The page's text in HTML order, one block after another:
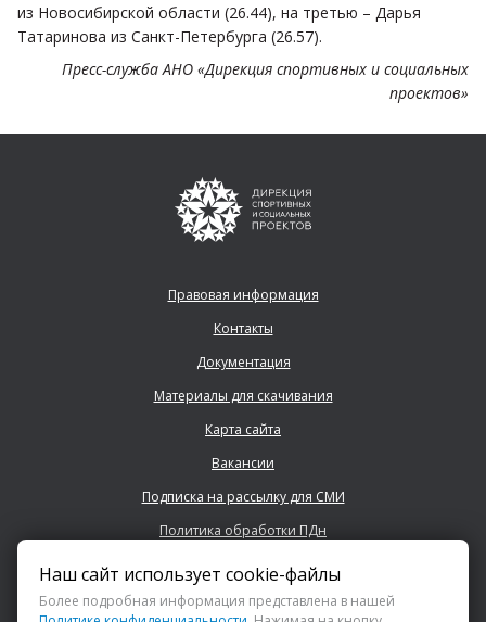
из Новосибирской области (26.44), на третью – Дарья
Татаринова из Санкт-Петербурга (26.57).
Пресс-служба АНО «Дирекция спортивных и социальных
проектов»
Правовая информация
Контакты
Документация
Материалы для скачивания
Карта сайта
Вакансии
Подписка на рассылку для СМИ
Политика обработки ПДн
+7 (843) 222 0700
Наш сайт использует cookie-файлы
Более подробная информация представлена в нашей